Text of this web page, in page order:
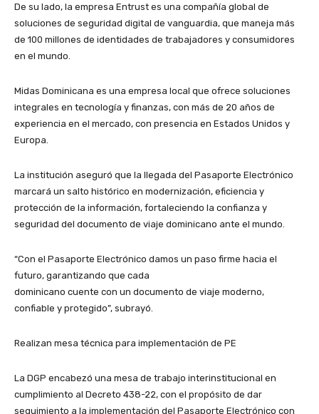
De su lado, la empresa Entrust es una compañía global de
soluciones de seguridad digital de vanguardia, que maneja más
de 100 millones de identidades de trabajadores y consumidores
en el mundo.
Midas Dominicana es una empresa local que ofrece soluciones
integrales en tecnología y finanzas, con más de 20 años de
experiencia en el mercado, con presencia en Estados Unidos y
Europa.
La institución aseguró que la llegada del Pasaporte Electrónico
marcará un salto histórico en modernización, eficiencia y
protección de la información, fortaleciendo la confianza y
seguridad del documento de viaje dominicano ante el mundo.
“Con el Pasaporte Electrónico damos un paso firme hacia el
futuro, garantizando que cada
dominicano cuente con un documento de viaje moderno,
confiable y protegido”, subrayó.
Realizan mesa técnica para implementación de PE
La DGP encabezó una mesa de trabajo interinstitucional en
cumplimiento al Decreto 438-22, con el propósito de dar
seguimiento a la implementación del Pasaporte Electrónico con